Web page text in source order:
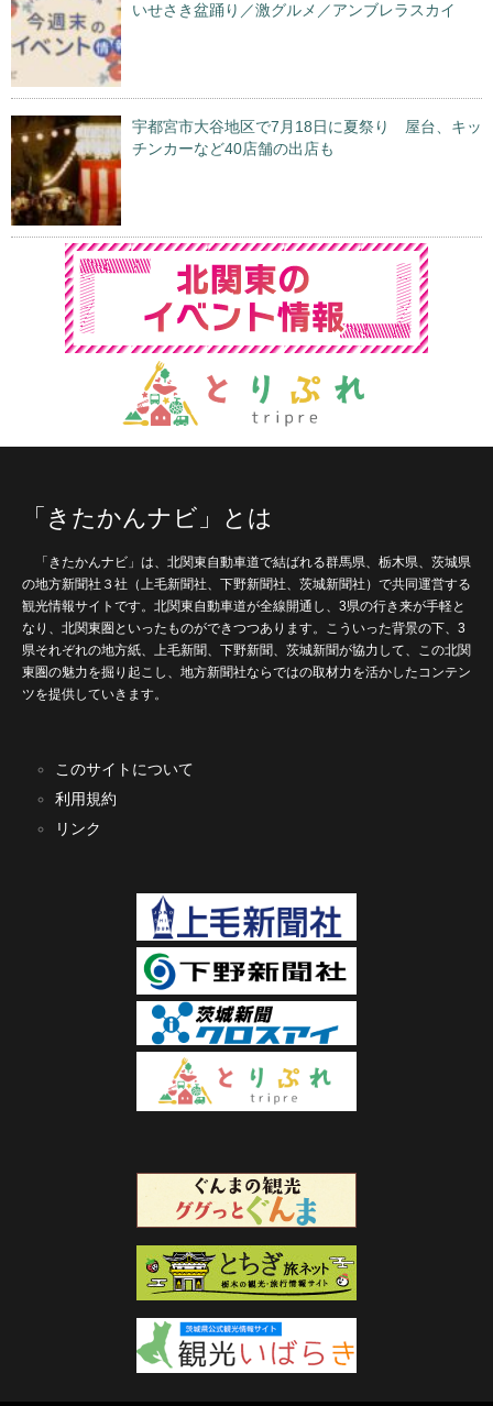
いせさき盆踊り／激グルメ／アンブレラスカイ
宇都宮市大谷地区で7月18日に夏祭り 屋台、キッ
チンカーなど40店舗の出店も
「きたかんナビ」とは
「きたかんナビ」は、北関東自動車道で結ばれる群馬県、栃木県、茨城県
の地方新聞社３社（上毛新聞社、下野新聞社、茨城新聞社）で共同運営する
観光情報サイトです。北関東自動車道が全線開通し、3県の行き来が手軽と
なり、北関東圏といったものができつつあります。こういった背景の下、3
県それぞれの地方紙、上毛新聞、下野新聞、茨城新聞が協力して、この北関
東圏の魅力を掘り起こし、地方新聞社ならではの取材力を活かしたコンテン
ツを提供していきます。
このサイトについて
利用規約
リンク